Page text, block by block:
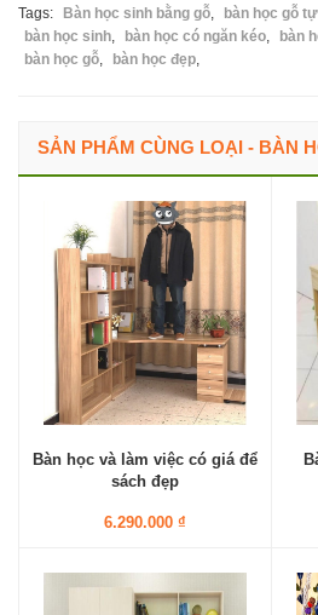
Tags: Bàn học sinh bằng gỗ, bàn học gỗ
bàn học sinh, bàn học có ngăn kéo, bàn
bàn học gỗ, bàn học đẹp,
SẢN PHẨM CÙNG LOẠI - BÀN
Bàn học và làm việc có giá để
sách đẹp
6.290.000 ₫